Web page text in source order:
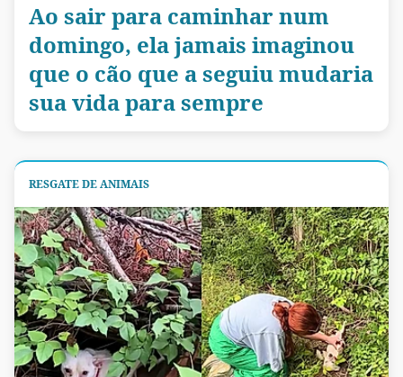
Ao sair para caminhar num
domingo, ela jamais imaginou
que o cão que a seguiu mudaria
sua vida para sempre
RESGATE DE ANIMAIS